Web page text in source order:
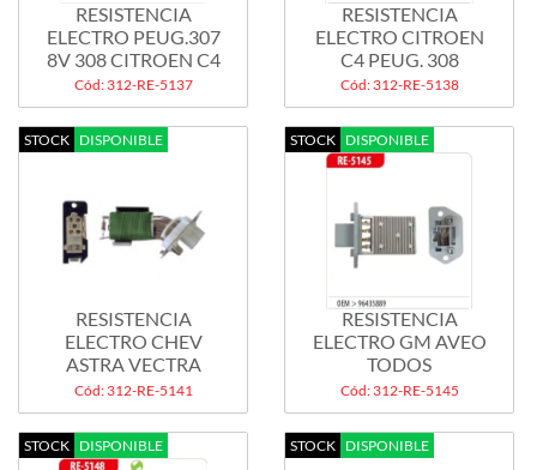
RESISTENCIA
ELECTRO PEUG.307
8V 308 CITROEN C4
Cód: 312-RE-5137
RESISTENCIA
ELECTRO CITROEN
C4 PEUG. 308
Cód: 312-RE-5138
STOCK DISPONIBLE
RESISTENCIA
ELECTRO CHEV
ASTRA VECTRA
Cód: 312-RE-5141
STOCK DISPONIBLE
RESISTENCIA
ELECTRO GM AVEO
TODOS
Cód: 312-RE-5145
STOCK DISPONIBLE STOCK DISPONIBLE